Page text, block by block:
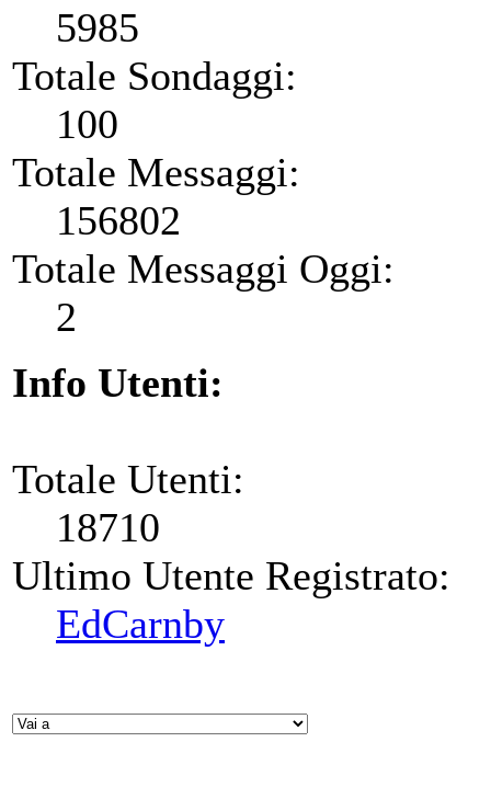
5985
Totale Sondaggi:
100
Totale Messaggi:
156802
Totale Messaggi Oggi:
2
Info Utenti:
Totale Utenti:
18710
Ultimo Utente Registrato:
EdCarnby